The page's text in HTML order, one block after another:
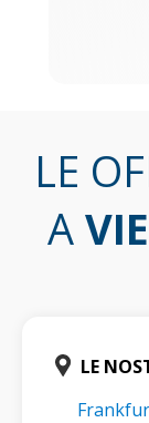
LE
A
LE